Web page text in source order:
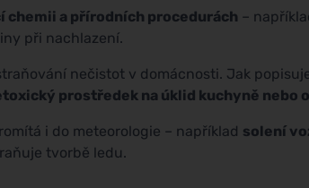
chemii a přírodních procedurách –
při nachlazení.
nečistot v domácnosti. Jak
prostředek na úklid kuchyně nebo
i do meteorologie – například solení
tvorbě ledu.